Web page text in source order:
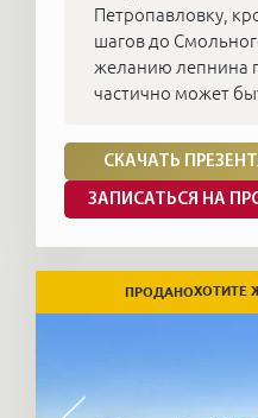
Петропавловку,
шагов до
желанию лепнина
частично может
СКАЧАТЬ
ЗАПИСАТЬСЯ НА
ПРОДАНОХОТИТЕ